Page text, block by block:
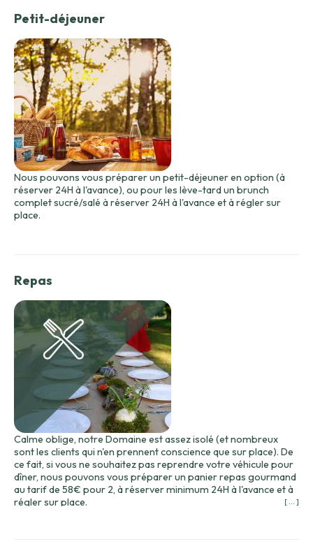
Petit-déjeuner
Nous pouvons vous préparer un petit-déjeuner en option (à
réserver 24H à l'avance), ou pour les lève-tard un brunch
complet sucré/salé à réserver 24H à l'avance et à régler sur
place.
Repas
Calme oblige, notre Domaine est assez isolé (et nombreux
sont les clients qui n'en prennent conscience que sur place). De
ce fait, si vous ne souhaitez pas reprendre votre véhicule pour
dîner, nous pouvons vous préparer un panier repas gourmand
au tarif de 58€ pour 2, à réserver minimum 24H à l'avance et à
régler sur place.
[ ... ]